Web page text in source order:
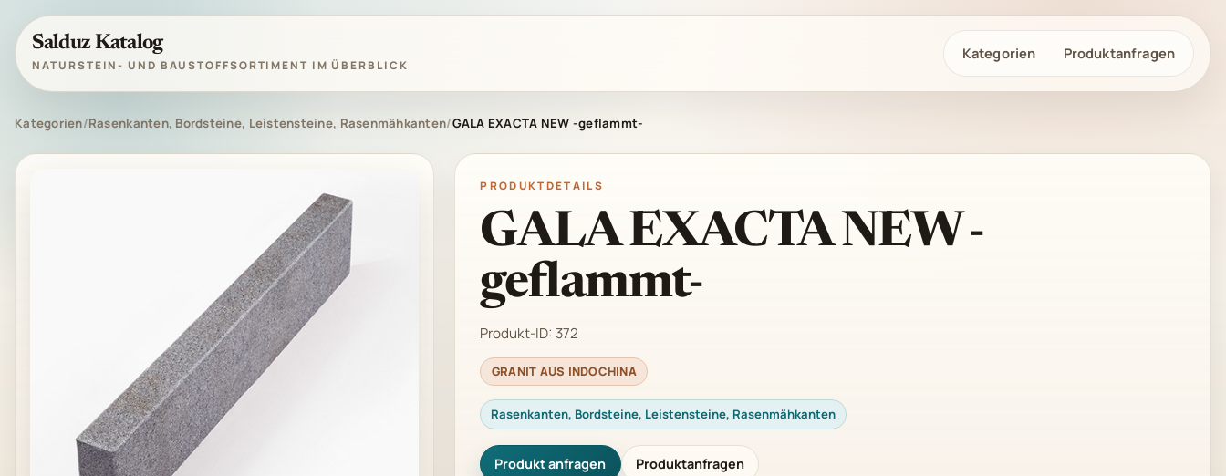
Salduz Katalog
NATURSTEIN- UND BAUSTOFFSORTIMENT IM ÜBERBLICK
Kategorien Produktanfragen
Kategorien/Rasenkanten, Bordsteine, Leistensteine, Rasenmähkanten/GALA EXACTA NEW -geflammt-
PRODUKTDETAILS
GALA EXACTA NEW -
geflammt-
Produkt-ID: 372
GRANIT AUS INDOCHINA
Rasenkanten, Bordsteine, Leistensteine, Rasenmähkanten
Produkt anfragen Produktanfragen